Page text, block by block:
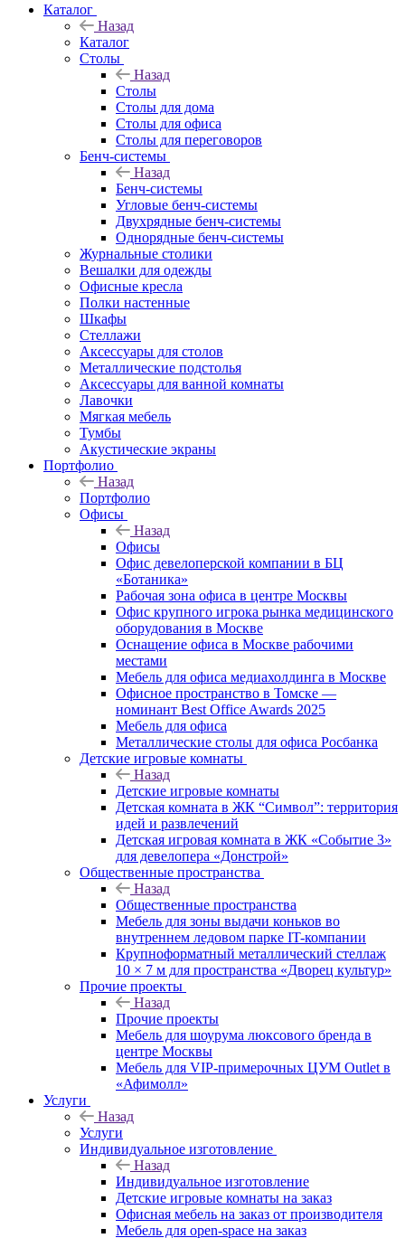
Каталог
Назад
Каталог
Столы
Назад
Столы
Столы для дома
Столы для офиса
Столы для переговоров
Бенч-системы
Назад
Бенч-системы
Угловые бенч-системы
Двухрядные бенч-системы
Однорядные бенч-системы
Журнальные столики
Вешалки для одежды
Офисные кресла
Полки настенные
Шкафы
Стеллажи
Аксессуары для столов
Металлические подстолья
Аксессуары для ванной комнаты
Лавочки
Мягкая мебель
Тумбы
Акустические экраны
Портфолио
Назад
Портфолио
Офисы
Назад
Офисы
Офис девелоперской компании в БЦ
«Ботаника»
Рабочая зона офиса в центре Москвы
Офис крупного игрока рынка медицинского
оборудования в Москве
Оснащение офиса в Москве рабочими
местами
Мебель для офиса медиахолдинга в Москве
Офисное пространство в Томске —
номинант Best Office Awards 2025
Мебель для офиса
Металлические столы для офиса Росбанка
Детские игровые комнаты
Назад
Детские игровые комнаты
Детская комната в ЖК “Символ”: территория
идей и развлечений
Детская игровая комната в ЖК «Событие 3»
для девелопера «Донстрой»
Общественные пространства
Назад
Общественные пространства
Мебель для зоны выдачи коньков во
внутреннем ледовом парке IT-компании
Крупноформатный металлический стеллаж
10 × 7 м для пространства «Дворец культур»
Прочие проекты
Назад
Прочие проекты
Мебель для шоурума люксового бренда в
центре Москвы
Мебель для VIP-примерочных ЦУМ Outlet в
«Афимолл»
Услуги
Назад
Услуги
Индивидуальное изготовление
Назад
Индивидуальное изготовление
Детские игровые комнаты на заказ
Офисная мебель на заказ от производителя
Мебель для open-space на заказ